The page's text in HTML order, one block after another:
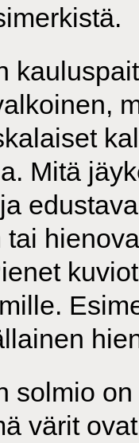
Mitä
tai
solmio
värit